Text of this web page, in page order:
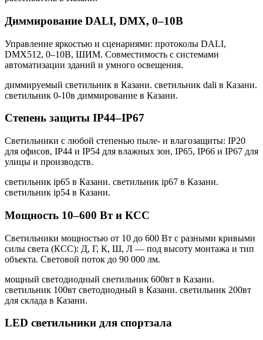
Диммирование DALI, DMX, 0–10В
Управление яркостью и сценариями: протоколы DALI,
DMX512, 0–10В, ШИМ. Совместимость с системами
автоматизации зданий и умного освещения.
диммируемый светильник в Казани. светильник dali в Казани.
светильник 0-10в диммирование в Казани.
Степень защиты IP44–IP67
Светильники с любой степенью пыле- и влагозащиты: IP20
для офисов, IP44 и IP54 для влажных зон, IP65, IP66 и IP67 для
улицы и производств.
светильник ip65 в Казани. светильник ip67 в Казани.
светильник ip54 в Казани.
Мощность 10–600 Вт и КСС
Светильники мощностью от 10 до 600 Вт с разными кривыми
силы света (КСС): Д, Г, К, Ш, Л — под высоту монтажа и тип
объекта. Световой поток до 90 000 лм.
мощный светодиодный светильник 600вт в Казани.
светильник 100вт светодиодный в Казани. светильник 200вт
для склада в Казани.
LED светильники для спортзала